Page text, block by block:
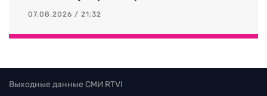
07.08.2026 / 21:32
Выходные данные СМИ RTVI